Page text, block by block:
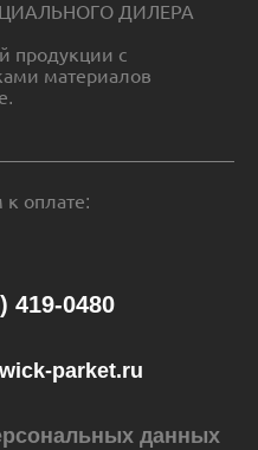
ДИЛЕРА
продукции с
материалов
оплате:
419-0480
parket.ru
данных